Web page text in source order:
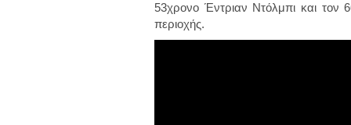
53χρονο Έντριαν Ντόλμπι και τον
περιοχής.